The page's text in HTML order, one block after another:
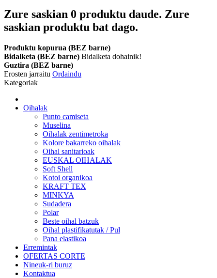
Zure saskian 0 produktu daude. Zure
saskian produktu bat dago.
Produktu kopurua (BEZ barne)
Bidalketa (BEZ barne) Bidalketa dohainik!
Guztira (BEZ barne)
Erosten jarraitu Ordaindu
Kategoriak
Oihalak
Punto camiseta
Muselina
Oihalak zentimetroka
Kolore bakarreko oihalak
Oihal sanitarioak
EUSKAL OIHALAK
Soft Shell
Kotoi organikoa
KRAFT TEX
MINKYA
Sudadera
Polar
Beste oihal batzuk
Oihal plastifikatutak / Pul
Pana elastikoa
Erremintak
OFERTAS CORTE
Nineuk-ri buruz
Kontaktua